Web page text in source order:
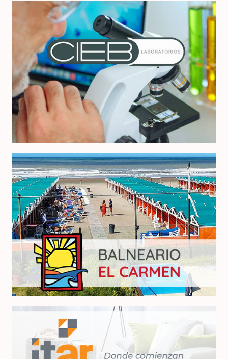
CIEB Laboratorio
Balneario El Carmen